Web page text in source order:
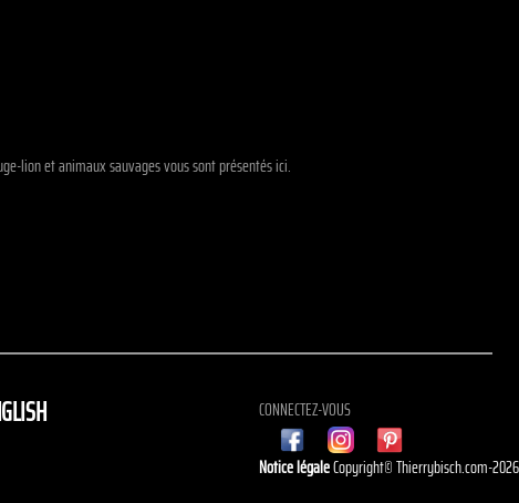
lion et animaux sauvages vous sont présentés ici.
CONNECTEZ-VOUS
Notice légaleCopyright© Thierrybisch.com-2026